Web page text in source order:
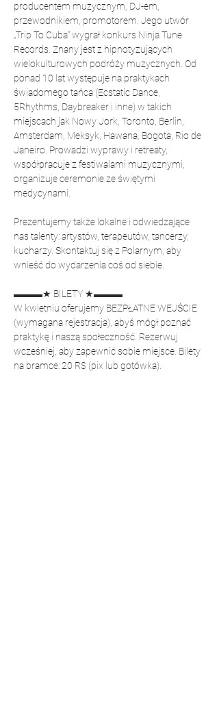
producentem muzycznym, DJ-em,
przewodnikiem, promotorem. Jego utwór
„Trip To Cuba” wygrał konkurs Ninja Tune
Records. Znany jest z hipnotyzujących
wielokulturowych podróży muzycznych. Od
ponad 10 lat występuje na praktykach
świadomego tańca (Ecstatic Dance,
5Rhythms, Daybreaker i inne) w takich
miejscach jak Nowy Jork, Toronto, Berlin,
Amsterdam, Meksyk, Hawana, Bogota, Rio de
Janeiro. Prowadzi wyprawy i retreaty,
współpracuje z festiwalami muzycznymi,
organizuje ceremonie ze świętymi
medycynami.
Prezentujemy także lokalne i odwiedzające
nas talenty: artystów, terapeutów, tancerzy,
kucharzy. Skontaktuj się z Polarnym, aby
wnieść do wydarzenia coś od siebie.
▬▬▬★ BILETY ★▬▬▬
W kwietniu oferujemy BEZPŁATNE WEJŚCIE
(wymagana rejestracja), abyś mógł poznać
praktykę i naszą społeczność. Rezerwuj
wcześniej, aby zapewnić sobie miejsce. Bilety
na bramce: 20 R$ (pix lub gotówka).